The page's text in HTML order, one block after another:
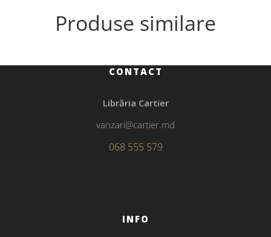
Produse similare
CONTACT
Librăria Cartier
vanzari@cartier.md
068 555 579
INFO